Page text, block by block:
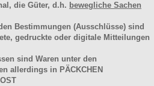
die Güter, d.h. bewegliche Sachen
Bestimmungen (Ausschlüsse) sind
gedruckte oder digitale Mitteilungen
sind Waren unter den
allerdings in PÄCKCHEN